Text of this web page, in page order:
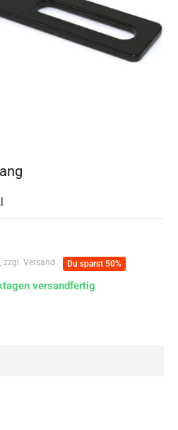
zzgl. Versand Du sparst 50%
versandfertig